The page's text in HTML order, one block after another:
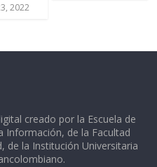
2022
creado por la Escuela de
Información, de la Facultad
de la Institución Universitaria